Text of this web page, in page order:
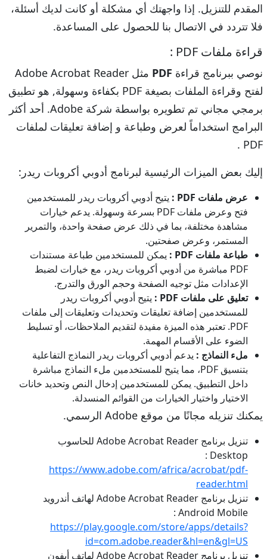
المقدم للتنزيل. إذا واجهتك أي مشكلة أو كانت لديك أسئلة،
فلا تتردد في الاتصال بنا للحصول على المساعدة.
قراءة ملفات PDF :
نوصي ببرنامج قراءة PDF
مثل Adobe Acrobat Reader
لفتح وقراءة الملفات بصيغة PDF بكفاءة وسهولة, هو تطبيق
برمجي مجاني تم تطويره بواسطة شركة Adobe. أحد أكثر
البرامج استخداماً لعرض وطباعة و إضافة تعليقات لملفات
PDF .
إليك بعض الميزات الرئيسية لبرنامج أدوبي أكروبات ريدر:
عرض ملفات PDF :
يتيح أدوبي أكروبات ريدر للمستخدمين
فتح وعرض ملفات PDF بسرعة وسهولة. يدعم خيارات
مشاهدة مختلفة، بما في ذلك عرض صفحة واحدة، والتمرير
المستمر، وعرض صفحتين.
طباعة ملفات PDF :
يمكن للمستخدمين طباعة مستندات
PDF مباشرة من أدوبي أكروبات ريدر، مع خيارات لضبط
الإعدادات مثل توجيه الصفحة وحجم الورق والتدرج.
تعليق على ملفات PDF :
يتيح أدوبي أكروبات ريدر
للمستخدمين إضافة تعليقات وتحديدات وتعليقات إلى ملفات
PDF. تعتبر هذه الميزة مفيدة لتقديم الملاحظات، أو تسليط
الضوء على الأقسام المهمة.
ملء النماذج : يدعم أدوبي أكروبات ريدر النماذج التفاعلية
بتنسيق PDF، مما يتيح للمستخدمين ملء النماذج مباشرة
داخل التطبيق. يمكن للمستخدمين إدخال النص وتحديد خانات
الاختيار واختيار الخيارات من القوائم المنسدلة.
يمكنك تنزيله مجانًا من موقع Adobe الرسمي.
تنزيل برنامج Adobe Acrobat Reader للحاسوب
Desktop :
https://www.adobe.com/africa/acrobat/pdf-
reader.html
تنزيل برنامج Adobe Acrobat Reader لهاتف أندرويد
Android Mobile :
https://play.google.com/store/apps/details?
id=com.adobe.reader&hl=en&gl=US
تنزيل برنامج Adobe Acrobat Reader لهاتف أيفون